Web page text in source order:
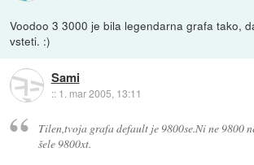
Voodoo 3 3000 je bila legendarna grafa tako,
vsteti. :)
Sami
:: 1. mar 2005, 13:11
Tilen,tvoja grafa default je 9800se.Ni ne 9800
šele 9800xt.